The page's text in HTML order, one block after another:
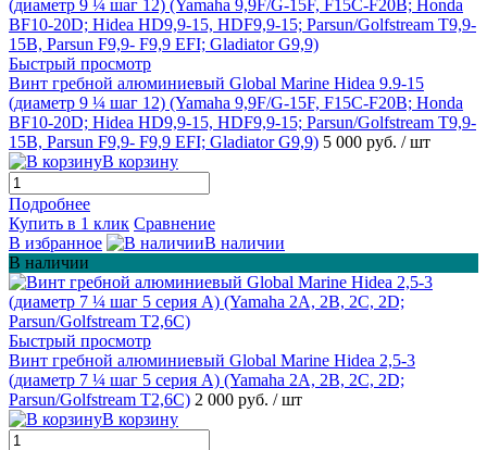
Быстрый просмотр
Винт гребной алюминиевый Global Marine Hidea 9.9-15
(диаметр 9 ¼ шаг 12) (Yamaha 9,9F/G-15F, F15C-F20B; Honda
BF10-20D; Hidea HD9,9-15, HDF9,9-15; Parsun/Golfstream T9,9-
15B, Parsun F9,9- F9,9 EFI; Gladiator G9,9) 5 000 руб. / шт
В корзину
Подробнее
Купить в 1 клик Сравнение
В избранное
В наличии
В наличии
Быстрый просмотр
Винт гребной алюминиевый Global Marine Hidea 2,5-3
(диаметр 7 ¼ шаг 5 серия А) (Yamaha 2A, 2B, 2C, 2D;
Parsun/Golfstream T2,6C) 2 000 руб. / шт
В корзину